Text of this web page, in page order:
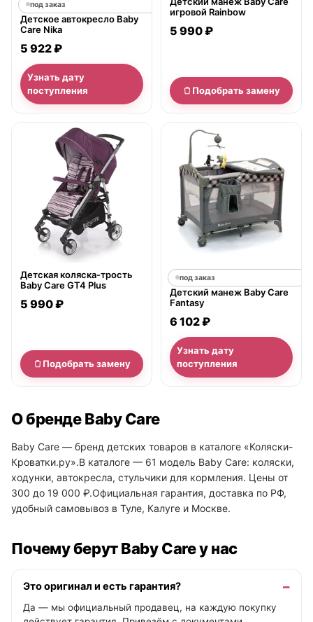
под заказ
Детское автокресло Baby
Care Nika
5 922 ₽
Узнать дату
поступления
игровой Rainbow
5 990 ₽
Подобрать замену
нет в продаже
Детская коляска-трость
Baby Care GT4 Plus
5 990 ₽
Подобрать замену
под заказ
Детский манеж Baby Care
Fantasy
6 102 ₽
Узнать дату
поступления
О бренде Baby Care
Baby Care — бренд детских товаров в каталоге «Коляски-
Кроватки.ру».В каталоге — 61 модель Baby Care: коляски,
ходунки, автокресла, стульчики для кормления. Цены от
300 до 19 000 ₽.Официальная гарантия, доставка по РФ,
удобный самовывоз в Туле, Калуге и Москве.
Почему берут Baby Care у нас
Это оригинал и есть гарантия?
Да — мы официальный продавец, на каждую покупку